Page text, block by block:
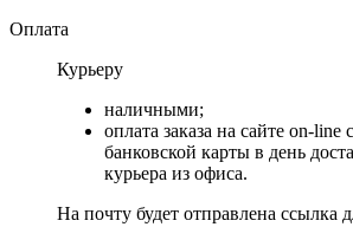
Оплата
Курьеру
наличными;
оплата заказа на сайте on-
банковской карты в день
курьера из офиса.
На почту будет отправлена ссылка